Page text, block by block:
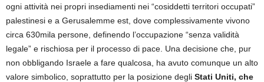
ogni attività nei propri insediamenti nei “cosiddetti territori occupati”
palestinesi e a Gerusalemme est, dove complessivamente vivono
circa 630mila persone, definendo l’occupazione “senza validità
legale” e rischiosa per il processo di pace. Una decisione che, pur
non obbligando Israele a fare qualcosa, ha avuto comunque un alto
valore simbolico, soprattutto per la posizione degli Stati Uniti, che